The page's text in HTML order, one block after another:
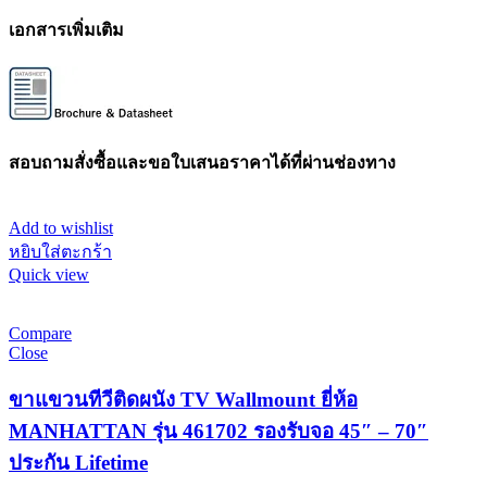
เอกสารเพิ่มเติม
สอบถามสั่งซื้อและขอใบเสนอราคาได้ที่ผ่านช่องทาง
Add to wishlist
หยิบใส่ตะกร้า
Quick view
Compare
Close
ขาแขวนทีวีติดผนัง TV Wallmount ยี่ห้อ
MANHATTAN รุ่น 461702 รองรับจอ 45″ – 70″
ประกัน Lifetime